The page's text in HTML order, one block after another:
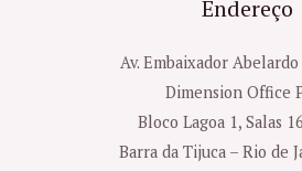
Endereço
Av. Embaixador
Dimension Office
Bloco Lagoa 1, Salas
Barra da Tijuca – Rio de